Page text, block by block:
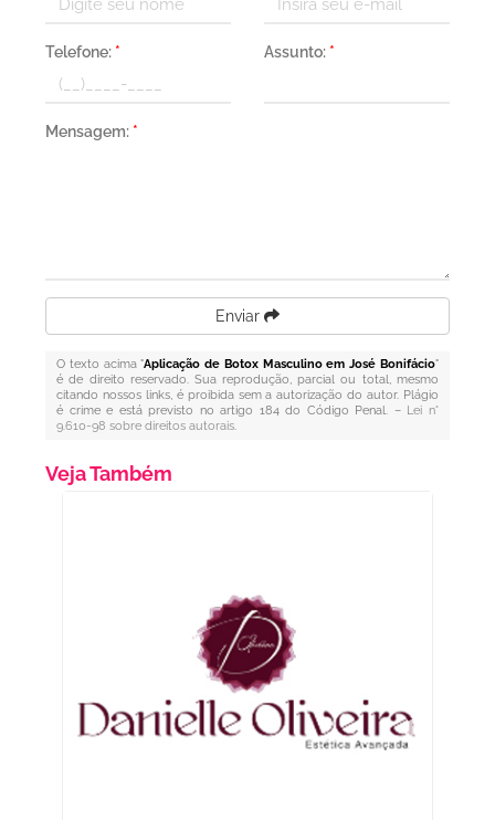
Telefone: * Assunto: *
Mensagem: *
Enviar
O texto acima "Aplicação de Botox Masculino em José Bonifácio"
é de direito reservado. Sua reprodução, parcial ou total, mesmo
citando nossos links, é proibida sem a autorização do autor. Plágio
é crime e está previsto no artigo 184 do Código Penal. – Lei n°
9.610-98 sobre direitos autorais.
Veja Também